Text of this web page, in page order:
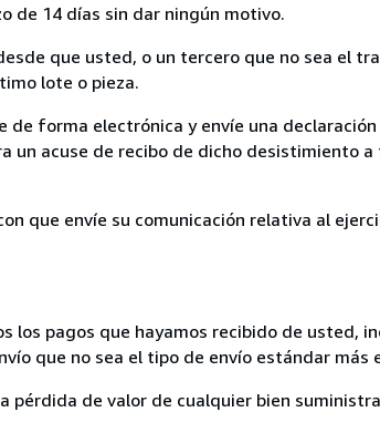
de 14 días sin dar ningún motivo.
que usted, o un tercero que no sea el
lote o pieza.
forma electrónica y envíe una
un acuse de recibo de dicho desistimiento
que envíe su comunicación relativa al
los pagos que hayamos recibido de usted,
que no sea el tipo de envío estándar más
pérdida de valor de cualquier bien